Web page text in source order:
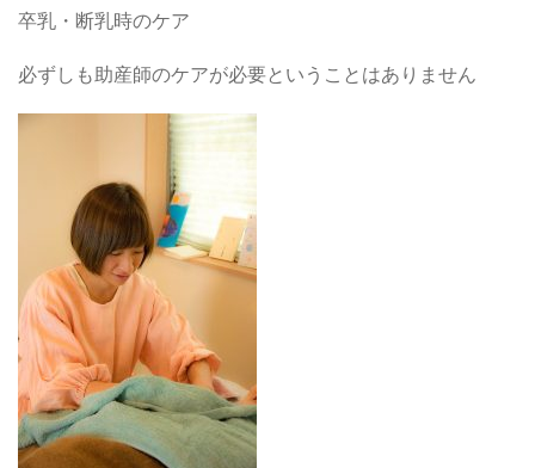
卒乳・断乳時のケア
必ずしも助産師のケアが必要ということはありません